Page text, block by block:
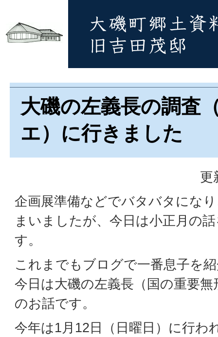
大磯の左義長の調査
エ）に行きました
更
企画展準備などでバタバタにな
まいましたが、今日は小正月の
す。
これまでもブログで一番息子を
今日は大磯の左義長（国の重要
のお話です。
今年は1月12日（日曜日）に行わ